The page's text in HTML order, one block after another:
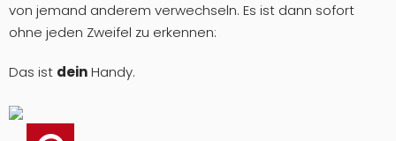
von jemand anderem verwechseln. Es ist dann sofort
ohne jeden Zweifel zu erkennen:
Das ist deinHandy.